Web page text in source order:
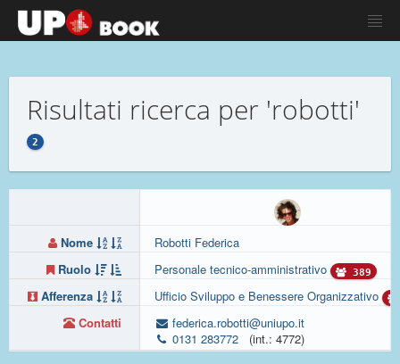
Risultati ricerca per 'robotti'
2
Nome
Ruolo
Afferenza
Contatti
Robotti Federica
Personale tecnico-amministrativo
389
Ufficio Sviluppo e Benessere Organizzativo
federica.robotti@uniupo.it
0131 283772
(int.: 4772)